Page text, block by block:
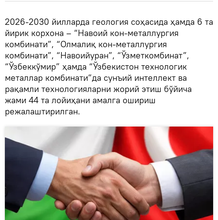
2026-2030 йилларда геология соҳасида ҳамда 6 та
йирик корхона – “Навоий кон-металлургия
комбинати”, “Олмалиқ кон-металлургия
комбинати”, “Навоийуран”, “Ўзметкомбинат”,
“Ўзбеккўмир” ҳамда “Ўзбекистон технологик
металлар комбинати”да сунъий интеллект ва
рақамли технологияларни жорий этиш бўйича
жами 44 та лойиҳани амалга ошириш
режалаштирилган.